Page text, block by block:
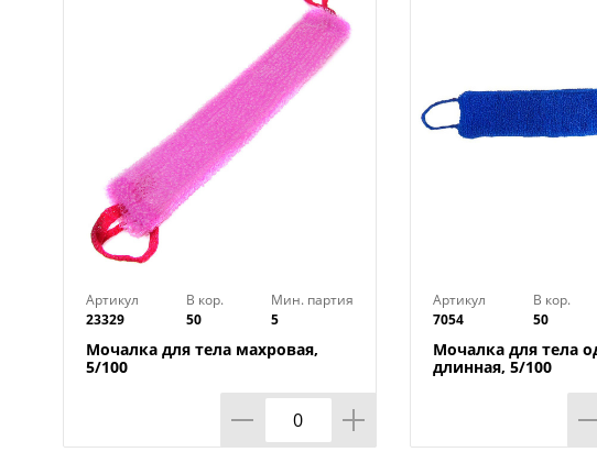
Артикул
23329
В кор.
50
Мин. партия
5
Мочалка для тела махровая,
5/100
Артикул
7054
В кор.
50
Мочалка для тела
длинная, 5/100